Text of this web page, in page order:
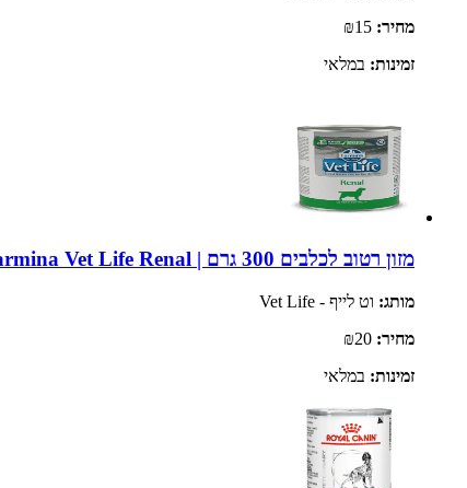
מחיר:
זמינות: במלאי
מזון רטוב לכלבים 300 גרם | Farmina Vet Life Renal
מותג: וט לייף - Vet Life
מחיר:
זמינות: במלאי